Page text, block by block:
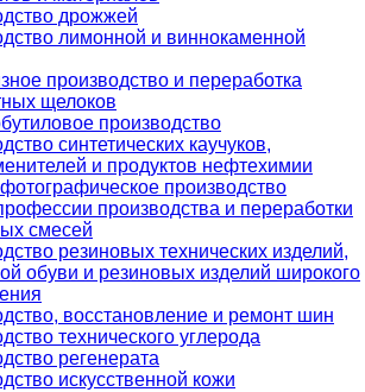
дрожжей
лимонной и виннокаменной
производство и переработка
щелоков
производство
синтетических каучуков,
и продуктов нефтехимии
производство
производства и переработки
смесей
резиновых технических изделий,
обуви и резиновых изделий широкого
восстановление и ремонт шин
технического углерода
регенерата
искусственной кожи